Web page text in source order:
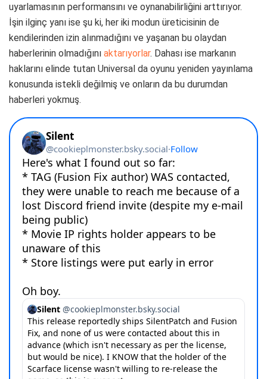
uyarlamasının performansını ve oynanabilirliğini arttırıyor.
İşin ilginç yanı ise şu ki, her iki modun üreticisinin de
kendilerinden izin alınmadığını ve yaşanan bu olaydan
haberlerinin olmadığını aktarıyorlar. Dahası ise markanın
haklarını elinde tutan Universal da oyunu yeniden yayınlama
konusunda istekli değilmiş ve onların da bu durumdan
haberleri yokmuş.